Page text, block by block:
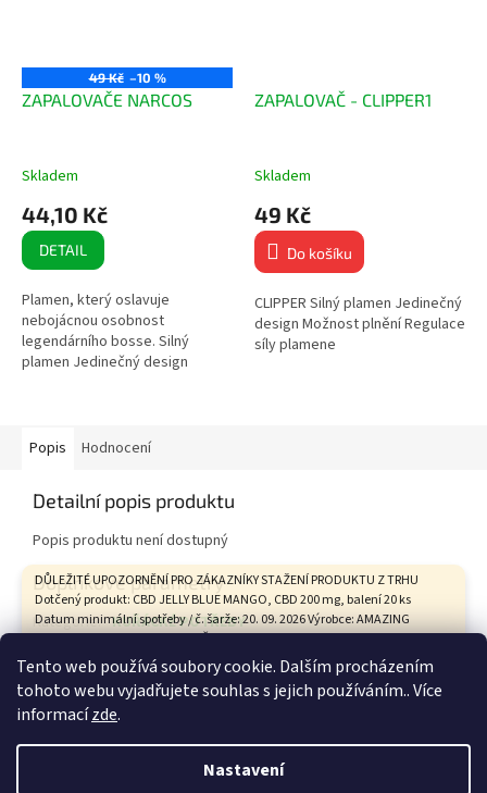
Tento web používá soubory cookie. Dalším procházením
tohoto webu vyjadřujete souhlas s jejich používáním.. Více
informacízde.
Nastavení
DŮLEŽITÉ UPOZORNĚNÍ PRO ZÁKAZNÍKY STAŽENÍ PRODUKTU Z TRHU
Dotčený produkt: CBD JELLY BLUE MANGO, CBD 200 mg, balení 20 ks
Datum minimální spotřeby / č. šarže: 20. 09. 2026 Výrobce: AMAZING
HEALTH CARE s.r.o., Tovární 9, České Budějovice Státní zemědělská a
potravinářská inspekce na základě hodnocení zdravotního rizika
vypracovaného Státním zdravotním ústavem vyhodnotila tento
produkt není bezpečný. ŽÁDÁME VŠECHNY ZÁKAZNÍKY, KTEŘÍ TENTO
PRODUKT ZAKOUPILI: 1. Produkt nekonzumujte. 2. Uchovávejte jej
technických důvodů uzavřena. Pro vrácení produktu a kupní ceny nás
49 Kč –10 %
ZAPALOVAČE NARCOS
Skladem
44,10 Kč
DETAIL
Plamen, který oslavuje
nebojácnou osobnost
legendárního bosse. Silný
plamen Jedinečný design
ZAPALOVAČ - CLIPPER1
Skladem
49 Kč
Do košíku
CLIPPER Silný plamen Jedinečný
design Možnost plnění Regulace
síly plamene
Popis Hodnocení
Detailní popis produktu
Popis produktu není dostupný
Doplňkové parametry
Kategorie: KUŘÁCKÉ POTŘEBY